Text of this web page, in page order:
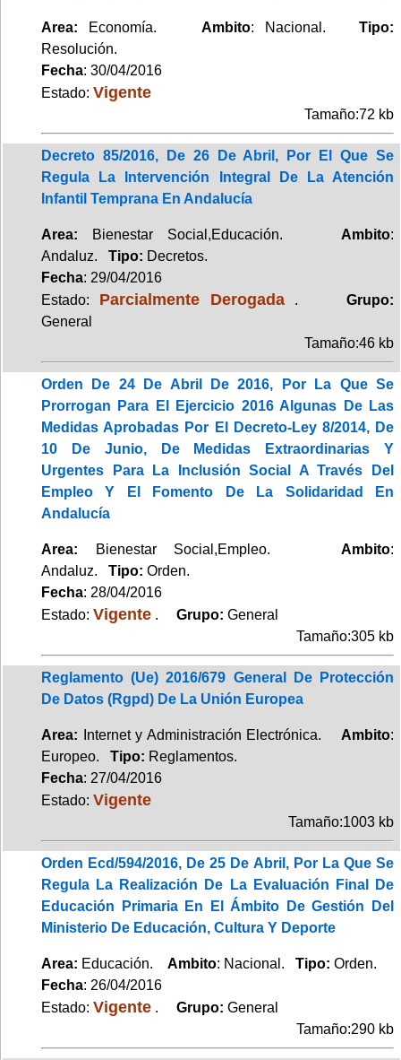
Area: Economía. Ambito: Nacional.Tipo:
Resolución.
Fecha: 30/04/2016
Estado: Vigente
Tamaño:72 kb
Decreto 85/2016, De 26 De Abril, Por El Que Se
Regula La Intervención Integral De La Atención
Infantil Temprana En Andalucía
Area: Bienestar Social,Educación. Ambito:
Andaluz. Tipo: Decretos.
Fecha: 29/04/2016
Estado: Parcialmente Derogada.
Grupo:
General
Tamaño:46 kb
Orden De 24 De Abril De 2016, Por La Que Se
Prorrogan Para El Ejercicio 2016 Algunas De Las
Medidas Aprobadas Por El Decreto-Ley 8/2014, De
10 De Junio, De Medidas Extraordinarias Y
Urgentes Para La Inclusión Social A Través Del
Empleo Y El Fomento De La Solidaridad En
Andalucía
Area: Bienestar Social,Empleo. Ambito:
Andaluz. Tipo: Orden.
Fecha: 28/04/2016
Estado: Vigente . Grupo: General
Tamaño:305 kb
Reglamento (Ue) 2016/679 General De Protección
De Datos (Rgpd) De La Unión Europea
Area: Internet y Administración Electrónica. Ambito:
Europeo. Tipo: Reglamentos.
Fecha: 27/04/2016
Estado: Vigente
Tamaño:1003 kb
Orden Ecd/594/2016, De 25 De Abril, Por La Que Se
Regula La Realización De La Evaluación Final De
Educación Primaria En El Ámbito De Gestión Del
Ministerio De Educación, Cultura Y Deporte
Area: Educación. Ambito: Nacional. Tipo: Orden.
Fecha: 26/04/2016
Estado: Vigente . Grupo: General
Tamaño:290 kb